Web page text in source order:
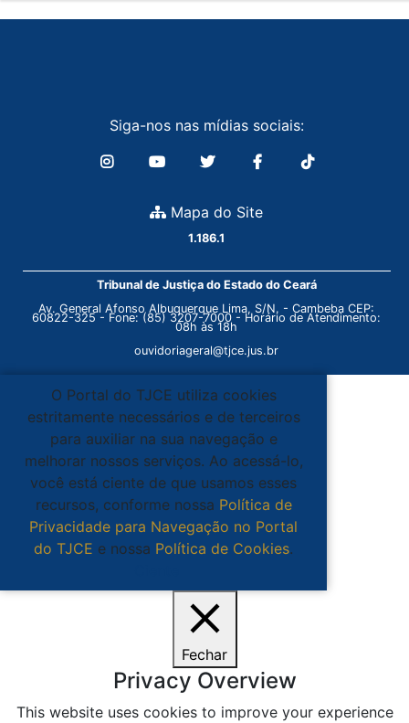
Siga-nos nas mídias sociais:
Mapa do Site
1.186.1
Tribunal de Justiça do Estado do Ceará
Av. General Afonso Albuquerque Lima, S/N. - Cambeba CEP:
60822-325 - Fone: (85) 3207-7000 - Horário de Atendimento:
08h às 18h
ouvidoriageral@tjce.jus.br
O Portal do TJCE utiliza cookies
estritamente necessários e de terceiros
para auxiliar na sua navegação e
melhorar nossos serviços. Ao acessá-lo,
você está ciente de que usamos esses
recursos, conforme nossa Política de
Privacidade para Navegação no Portal
do TJCE e nossa Política de Cookies.
Fechar
Privacy Overview
This website uses cookies to improve your experience